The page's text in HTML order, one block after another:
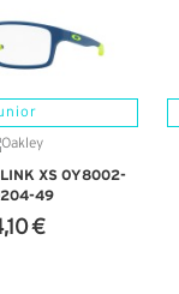
XS OY8002-
49
€